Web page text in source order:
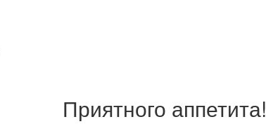
Приятного аппетита!